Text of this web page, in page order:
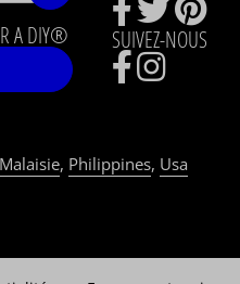
A DIY® SUIVEZ-NOUS
Malaisie, Philippines, Usa